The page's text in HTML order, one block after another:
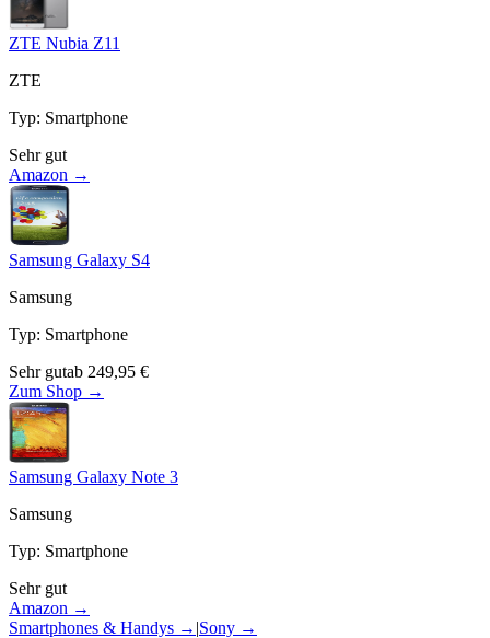
ZTE Nubia Z11
ZTE
Typ: Smartphone
Sehr gut
Amazon →
Samsung Galaxy S4
Samsung
Typ: Smartphone
Sehr gutab 249,95 €
Zum Shop →
Samsung Galaxy Note 3
Samsung
Typ: Smartphone
Sehr gut
Amazon →
Smartphones & Handys → |Sony →